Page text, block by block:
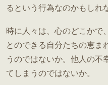
るという行為なのかもしれ
時に人々は、心のどこかで
とのできる自分たちの恵ま
うのではないか。他人の不
てしまうのではないか。